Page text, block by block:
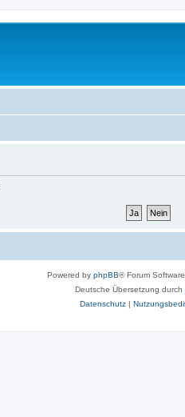
Powered by phpBB® Forum
Deutsche Übersetzung durch
Datenschutz|